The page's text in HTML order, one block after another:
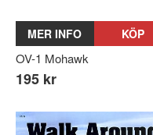
MER INFO KÖP
OV-1 Mohawk
195 kr